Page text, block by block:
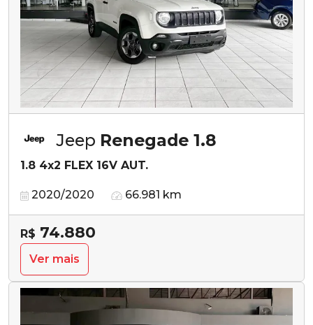
Jeep Renegade 1.8
1.8 4x2 FLEX 16V AUT.
2020/2020 66.981 km
R$ 74.880
Ver mais